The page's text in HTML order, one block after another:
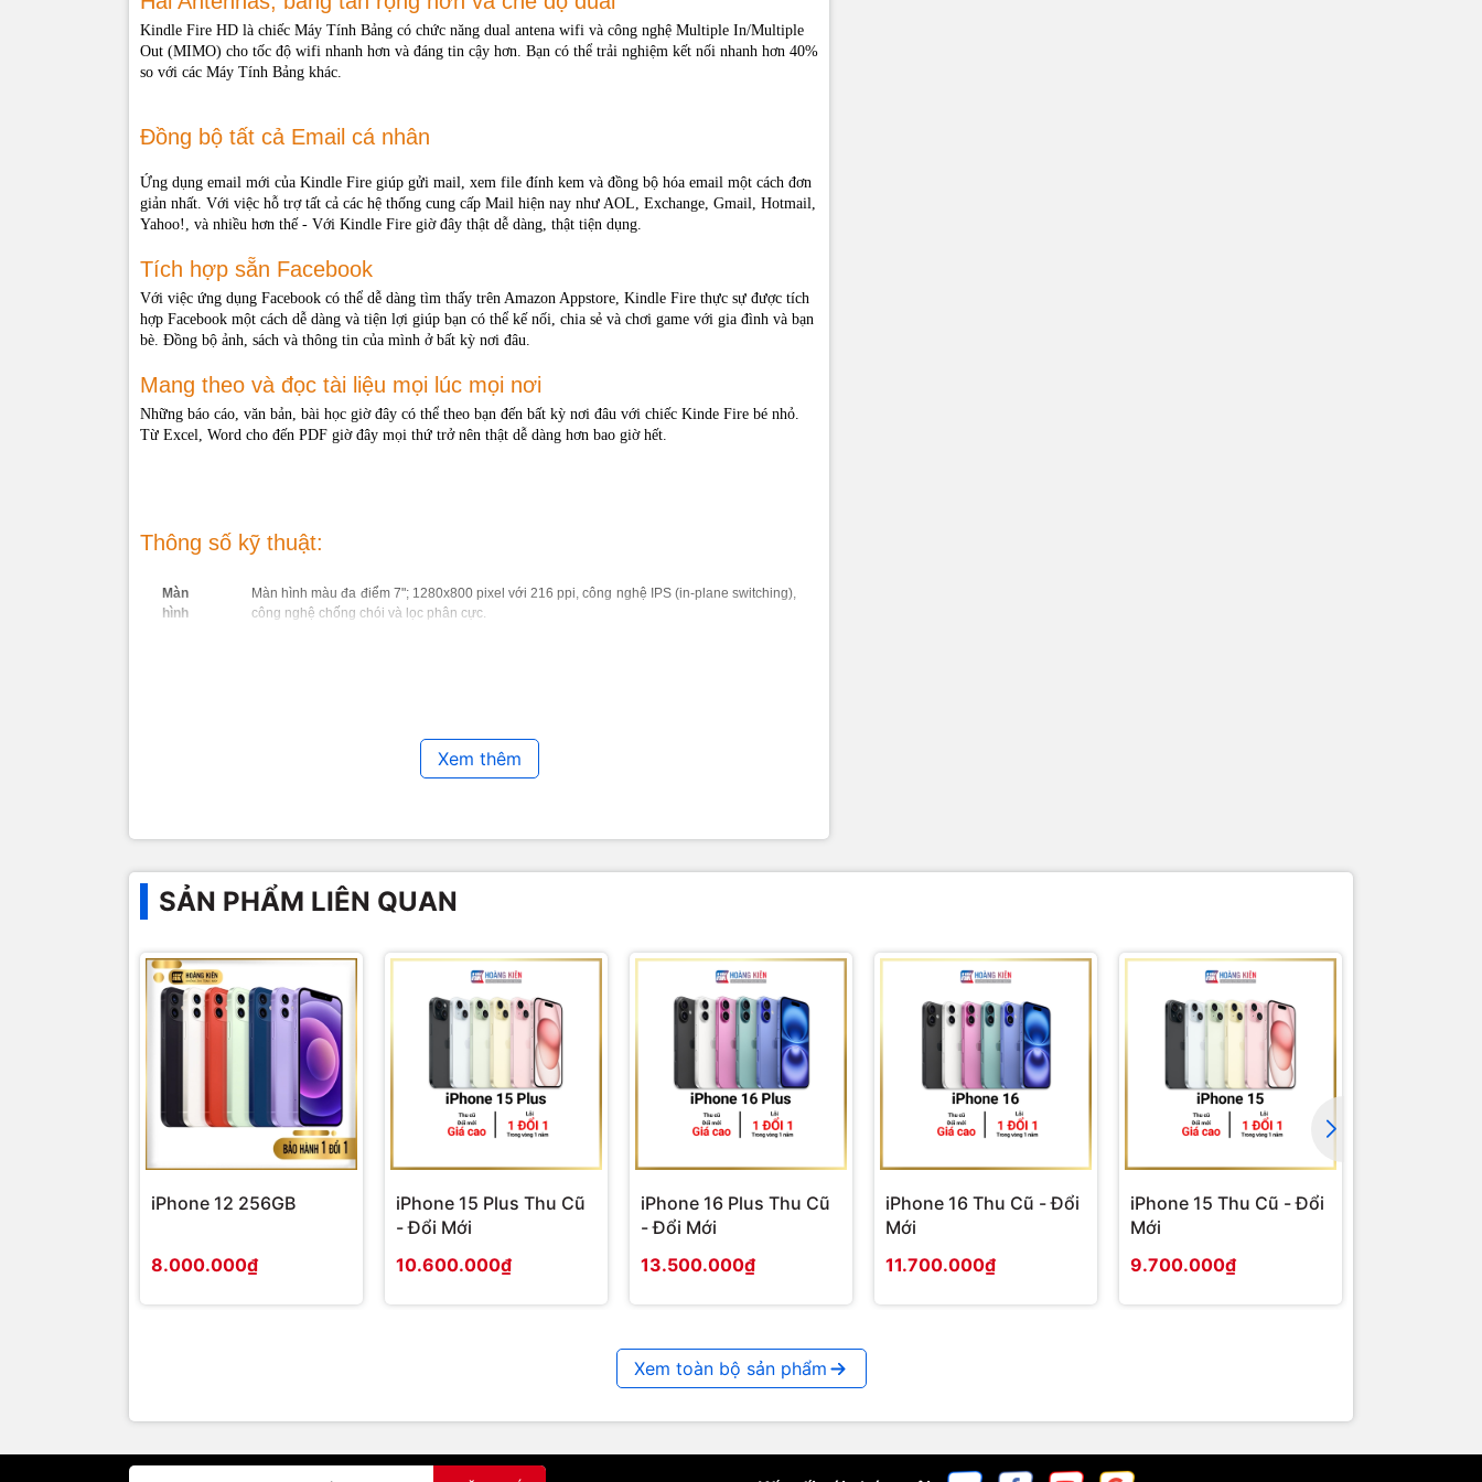
Kindle Fire HD là chiếc Máy Tính Bảng có chức năng dual antena wifi và công nghệ Multiple In/Multiple
Out (MIMO) cho tốc độ wifi nhanh hơn và đáng tin cậy hơn. Bạn có thể trải nghiệm kết nối nhanh hơn 40%
so với các Máy Tính Bảng khác.
Đồng bộ tất cả Email cá nhân
Ứng dụng email mới của Kindle Fire giúp gửi mail, xem file đính kem và đồng bộ hóa email một cách đơn
giản nhất. Với việc hỗ trợ tất cả các hệ thống cung cấp Mail hiện nay như AOL, Exchange, Gmail, Hotmail,
Yahoo!, và nhiều hơn thế - Với Kindle Fire giờ đây thật dễ dàng, thật tiện dụng.
Tích hợp sẵn Facebook
Với việc ứng dụng Facebook có thể dễ dàng tìm thấy trên Amazon Appstore, Kindle Fire thực sự được tích
hợp Facebook một cách dễ dàng và tiện lợi giúp bạn có thể kế nối, chia sẻ và chơi game với gia đình và bạn
bè. Đồng bộ ảnh, sách và thông tin của mình ở bất kỳ nơi đâu.
Mang theo và đọc tài liệu mọi lúc mọi nơi
Những báo cáo, văn bản, bài học giờ đây có thể theo bạn đến bất kỳ nơi đâu với chiếc Kinde Fire bé nhỏ.
Từ Excel, Word cho đến PDF giờ đây mọi thứ trở nên thật dễ dàng hơn bao giờ hết.
Thông số kỹ thuật:
Màn
hình
Màn hình màu đa điểm 7"; 1280x800 pixel với 216 ppi, công nghệ IPS (in-plane switching),
công nghệ chống chói và lọc phân cực.
lượng
PIN
nhau tùy thuộc chế độ settings, dung lượng sử dụng và các yếu tố khác như trình duyệt
Sạc đầy trong 4 tiếng với sạc phụ kiện Kindle PowerFast (ko đi kèm máy), hoặc lâu hơn
chút với các loại sạc micro-USB khác. Sạc trung bình trong 13.5 tiếng nếu thông qua cáp
micro-USB từ máy tính.
nối wifi
Dual-band Wi-Fi. hỗ trợ chuẩn 802.11a, 802.11b, 802.11g, hoặc 802.11n standard và chế
độ bảo mật WEP, WPA và WPA2; không hỗ trợ kết nối ad-hoc (or peer-to-peer).
USB 2.0 (micro-B connector), bluetooth
Audio 3.5 mm stereo jack
trợ
Kindle (AZW), TXT, PDF, unprotected MOBI, PRC natively, Audible Enhanced format (AAX),
DOC, DOCX, JPEG, GIF, PNG, BMP, non-DRM AAC, MP3, MIDI, PCM/WAVE, OGG, WAV,
Xem thêm
SẢN PHẨM LIÊN QUAN
iPhone 12 256GB
8.000.000₫
iPhone 15 Plus Thu Cũ
- Đổi Mới
10.600.000₫
iPhone 16 Plus Thu Cũ
- Đổi Mới
13.500.000₫
iPhone 16 Thu Cũ - Đổi
Mới
11.700.000₫
iPhone 15 Thu Cũ - Đổi
Mới
9.700.000₫
Xem toàn bộ sản phẩm
Kết nối wifi
Dual-band Wi-Fi. hỗ trợ chuẩn 802.11a, 802.11b, 802.11g, hoặc 802.11n standard và chế
Format file
Kindle (AZW), TXT, PDF, unprotected MOBI, PRC natively, Audible Enhanced format
(AAX), DOC, DOCX, JPEG, GIF, PNG, BMP, non-DRM AAC, MP3, MIDI, PCM/WAVE, OGG,
Phụ kiện Cáp USB 2.0 cable, và Quick Start Guide
Hướng dẫn Root Kindle Fire HD 7, 8.9, Fire 2
Hướng dẫn chặn update tự động OTA của Kindle Fire HD
Hướng dẫn sử dụng Máy Tính Bảng Kindle Fire:
Hướng dẫn tạo collection cho kindle bằng Kindlean 2
Hướng dẫn cài HĐH Duokan cho Kindle
Nhúng font tiếng Việt cho các file ePub